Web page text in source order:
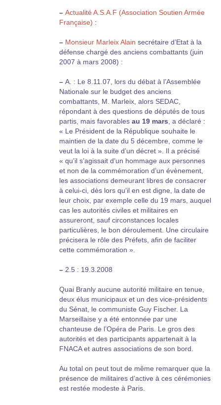
– Actualité A.S.A.F (Association Soutien Armée
Française) :
– Monsieur Marleix Alain secrétaire d’Etat à la
défense chargé des anciens combattants (juin
2007 à mars 2008) :
– A. : Le 8.11.07, lors du débat à l’Assemblée
Nationale sur le budget des anciens
combattants, M. Marleix, alors SEDAC,
répondant à des questions de députés de tous
partis, mais favorables au 19 mars, a déclaré :
« Le Président de la République souhaite le
maintien de la date du 5 décembre, comme le
veut la loi à la suite d’un décret ». Il a précisé
« qu’il s’agissait d’un hommage aux personnes
et non de la commémoration d’un évènement,
les associations demeurant libres de consacrer
à celui-ci, dès lors qu’il en est digne, la date de
leur choix, par exemple celle du 19 mars, auquel
cas les autorités civiles et militaires en
assureront, sauf circonstances locales
particulières, le bon déroulement. Une circulaire
précisera le rôle des Préfets, afin de faciliter
cette commémoration ».
– 2.5 : 19.3.2008
Quai Branly aucune autorité militaire en tenue,
deux élus municipaux et un des vice-présidents
du Sénat, le communiste Guy Fischer. La
Marseillaise y a été entonnée par une
chanteuse de l’Opéra de Paris. Le gros des
autorités et des participants appartenait à la
FNACA et autres associations de son bord.
Au total on peut tout de même remarquer que la
présence de militaires d’active à ces cérémonies
est restée modeste à Paris.